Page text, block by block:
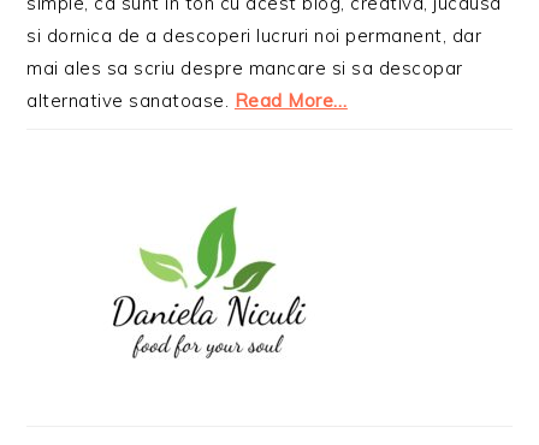
si dornica de a descoperi lucruri noi permanent, dar
mai ales sa scriu despre mancare si sa descopar
alternative sanatoase. Read More…